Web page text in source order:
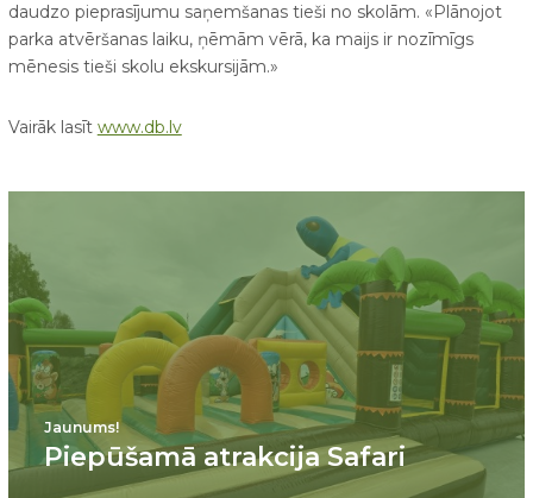
daudzo pieprasījumu saņemšanas tieši no skolām. «Plānojot
parka atvēršanas laiku, ņēmām vērā, ka maijs ir nozīmīgs
mēnesis tieši skolu ekskursijām.»
Vairāk lasīt www.db.lv
Jaunums!
Piepūšamā atrakcija Safari